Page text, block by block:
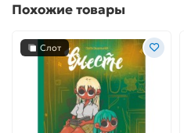
Похожие товары
Слот